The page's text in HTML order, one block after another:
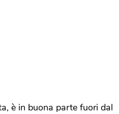
è in buona parte fuori dal